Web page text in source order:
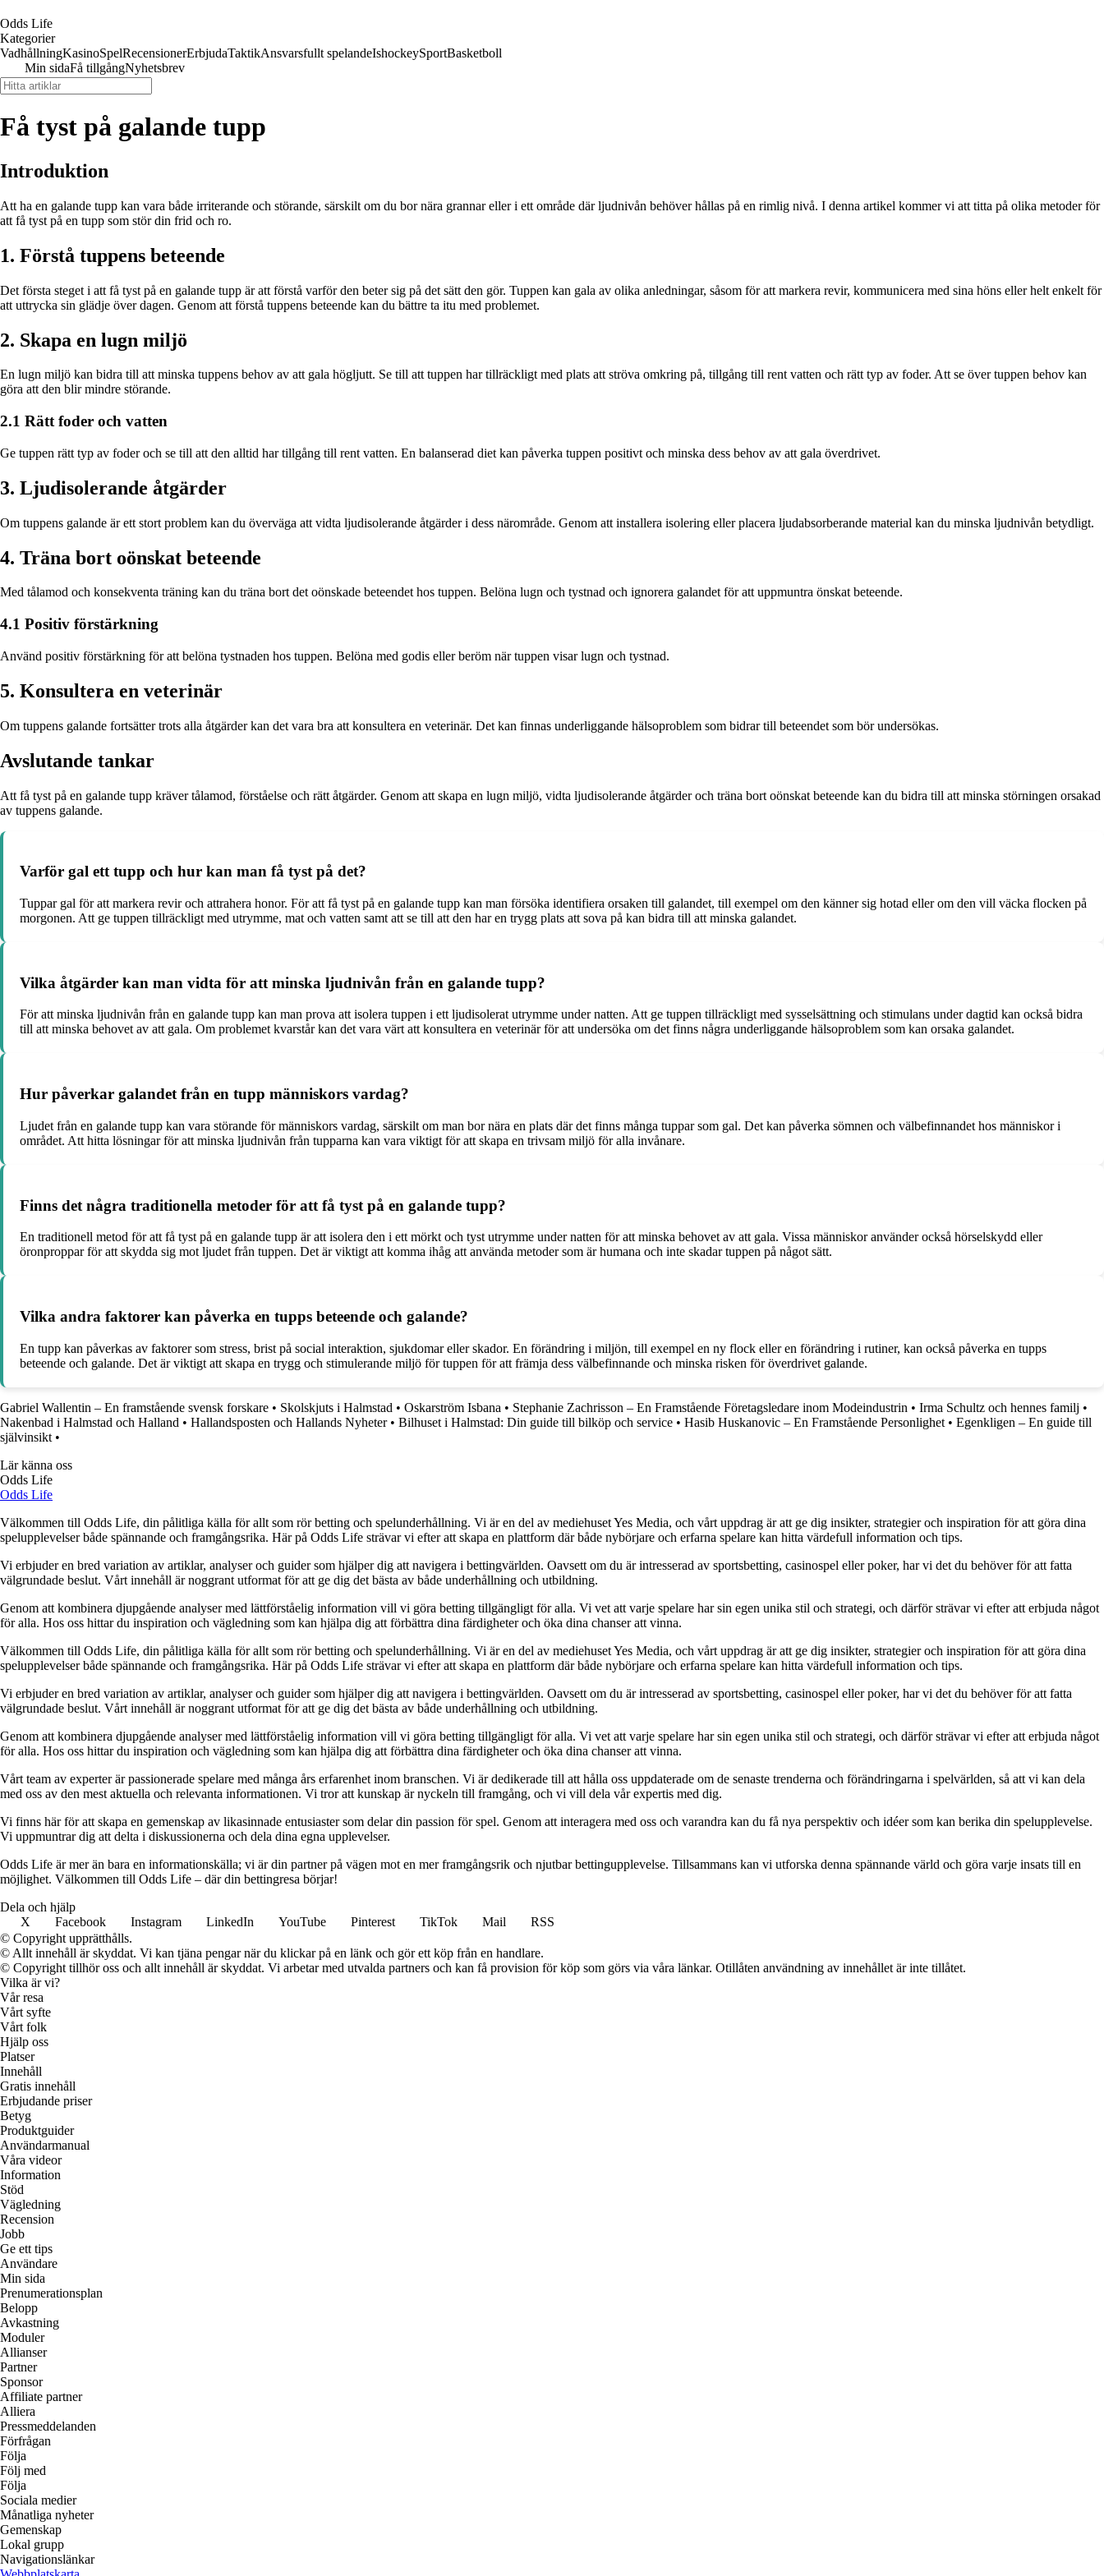
Odds Life
Kategorier
VadhållningKasinoSpelRecensionerErbjudaTaktikAnsvarsfullt spelandeIshockeySportBasketboll
Min sidaFå tillgångNyhetsbrev
Få tyst på galande tupp
Introduktion
Att ha en galande tupp kan vara både irriterande och störande, särskilt om du bor nära grannar eller i ett område där ljudnivån behöver hållas på en rimlig nivå. I denna artikel kommer vi att titta på olika metoder för
att få tyst på en tupp som stör din frid och ro.
1. Förstå tuppens beteende
Det första steget i att få tyst på en galande tupp är att förstå varför den beter sig på det sätt den gör. Tuppen kan gala av olika anledningar, såsom för att markera revir, kommunicera med sina höns eller helt enkelt för
att uttrycka sin glädje över dagen. Genom att förstå tuppens beteende kan du bättre ta itu med problemet.
2. Skapa en lugn miljö
En lugn miljö kan bidra till att minska tuppens behov av att gala högljutt. Se till att tuppen har tillräckligt med plats att ströva omkring på, tillgång till rent vatten och rätt typ av foder. Att se över tuppen behov kan
göra att den blir mindre störande.
2.1 Rätt foder och vatten
Ge tuppen rätt typ av foder och se till att den alltid har tillgång till rent vatten. En balanserad diet kan påverka tuppen positivt och minska dess behov av att gala överdrivet.
3. Ljudisolerande åtgärder
Om tuppens galande är ett stort problem kan du överväga att vidta ljudisolerande åtgärder i dess närområde. Genom att installera isolering eller placera ljudabsorberande material kan du minska ljudnivån betydligt.
4. Träna bort oönskat beteende
Med tålamod och konsekventa träning kan du träna bort det oönskade beteendet hos tuppen. Belöna lugn och tystnad och ignorera galandet för att uppmuntra önskat beteende.
4.1 Positiv förstärkning
Använd positiv förstärkning för att belöna tystnaden hos tuppen. Belöna med godis eller beröm när tuppen visar lugn och tystnad.
5. Konsultera en veterinär
Om tuppens galande fortsätter trots alla åtgärder kan det vara bra att konsultera en veterinär. Det kan finnas underliggande hälsoproblem som bidrar till beteendet som bör undersökas.
Avslutande tankar
Att få tyst på en galande tupp kräver tålamod, förståelse och rätt åtgärder. Genom att skapa en lugn miljö, vidta ljudisolerande åtgärder och träna bort oönskat beteende kan du bidra till att minska störningen orsakad
av tuppens galande.
Varför gal ett tupp och hur kan man få tyst på det?
Tuppar gal för att markera revir och attrahera honor. För att få tyst på en galande tupp kan man försöka identifiera orsaken till galandet, till exempel om den känner sig hotad eller om den vill väcka flocken på
morgonen. Att ge tuppen tillräckligt med utrymme, mat och vatten samt att se till att den har en trygg plats att sova på kan bidra till att minska galandet.
Vilka åtgärder kan man vidta för att minska ljudnivån från en galande tupp?
För att minska ljudnivån från en galande tupp kan man prova att isolera tuppen i ett ljudisolerat utrymme under natten. Att ge tuppen tillräckligt med sysselsättning och stimulans under dagtid kan också bidra
till att minska behovet av att gala. Om problemet kvarstår kan det vara värt att konsultera en veterinär för att undersöka om det finns några underliggande hälsoproblem som kan orsaka galandet.
Hur påverkar galandet från en tupp människors vardag?
Ljudet från en galande tupp kan vara störande för människors vardag, särskilt om man bor nära en plats där det finns många tuppar som gal. Det kan påverka sömnen och välbefinnandet hos människor i
området. Att hitta lösningar för att minska ljudnivån från tupparna kan vara viktigt för att skapa en trivsam miljö för alla invånare.
Finns det några traditionella metoder för att få tyst på en galande tupp?
En traditionell metod för att få tyst på en galande tupp är att isolera den i ett mörkt och tyst utrymme under natten för att minska behovet av att gala. Vissa människor använder också hörselskydd eller
öronproppar för att skydda sig mot ljudet från tuppen. Det är viktigt att komma ihåg att använda metoder som är humana och inte skadar tuppen på något sätt.
Vilka andra faktorer kan påverka en tupps beteende och galande?
En tupp kan påverkas av faktorer som stress, brist på social interaktion, sjukdomar eller skador. En förändring i miljön, till exempel en ny flock eller en förändring i rutiner, kan också påverka en tupps
beteende och galande. Det är viktigt att skapa en trygg och stimulerande miljö för tuppen för att främja dess välbefinnande och minska risken för överdrivet galande.
Gabriel Wallentin – En framstående svensk forskare • Skolskjuts i Halmstad • Oskarström Isbana • Stephanie Zachrisson – En Framstående Företagsledare inom Modeindustrin • Irma Schultz och hennes familj •
Nakenbad i Halmstad och Halland • Hallandsposten och Hallands Nyheter• Bilhuset i Halmstad: Din guide till bilköp och service • Hasib Huskanovic – En Framstående Personlighet • Egenkligen – En guide till
självinsikt •
Lär känna oss
Odds Life
Odds Life
Välkommen till Odds Life, din pålitliga källa för allt som rör betting och spelunderhållning. Vi är en del av mediehuset Yes Media, och vårt uppdrag är att ge dig insikter, strategier och inspiration för att göra dina
spelupplevelser både spännande och framgångsrika. Här på Odds Life strävar vi efter att skapa en plattform där både nybörjare och erfarna spelare kan hitta värdefull information och tips.
Vi erbjuder en bred variation av artiklar, analyser och guider som hjälper dig att navigera i bettingvärlden. Oavsett om du är intresserad av sportsbetting, casinospel eller poker, har vi det du behöver för att fatta
välgrundade beslut. Vårt innehåll är noggrant utformat för att ge dig det bästa av både underhållning och utbildning.
Genom att kombinera djupgående analyser med lättförståelig information vill vi göra betting tillgängligt för alla. Vi vet att varje spelare har sin egen unika stil och strategi, och därför strävar vi efter att erbjuda något
för alla. Hos oss hittar du inspiration och vägledning som kan hjälpa dig att förbättra dina färdigheter och öka dina chanser att vinna.
Välkommen till Odds Life, din pålitliga källa för allt som rör betting och spelunderhållning. Vi är en del av mediehuset Yes Media, och vårt uppdrag är att ge dig insikter, strategier och inspiration för att göra dina
spelupplevelser både spännande och framgångsrika. Här på Odds Life strävar vi efter att skapa en plattform där både nybörjare och erfarna spelare kan hitta värdefull information och tips.
Vi erbjuder en bred variation av artiklar, analyser och guider som hjälper dig att navigera i bettingvärlden. Oavsett om du är intresserad av sportsbetting, casinospel eller poker, har vi det du behöver för att fatta
välgrundade beslut. Vårt innehåll är noggrant utformat för att ge dig det bästa av både underhållning och utbildning.
Genom att kombinera djupgående analyser med lättförståelig information vill vi göra betting tillgängligt för alla. Vi vet att varje spelare har sin egen unika stil och strategi, och därför strävar vi efter att erbjuda något
för alla. Hos oss hittar du inspiration och vägledning som kan hjälpa dig att förbättra dina färdigheter och öka dina chanser att vinna.
Vårt team av experter är passionerade spelare med många års erfarenhet inom branschen. Vi är dedikerade till att hålla oss uppdaterade om de senaste trenderna och förändringarna i spelvärlden, så att vi kan dela
med oss av den mest aktuella och relevanta informationen. Vi tror att kunskap är nyckeln till framgång, och vi vill dela vår expertis med dig.
Vi finns här för att skapa en gemenskap av likasinnade entusiaster som delar din passion för spel. Genom att interagera med oss och varandra kan du få nya perspektiv och idéer som kan berika din spelupplevelse.
Vi uppmuntrar dig att delta i diskussionerna och dela dina egna upplevelser.
Odds Life är mer än bara en informationskälla; vi är din partner på vägen mot en mer framgångsrik och njutbar bettingupplevelse. Tillsammans kan vi utforska denna spännande värld och göra varje insats till en
möjlighet. Välkommen till Odds Life – där din bettingresa börjar!
Dela och hjälp
X
Facebook Instagram LinkedIn YouTube Pinterest TikTok Mail
RSS
© Copyright upprätthålls.
© Allt innehåll är skyddat. Vi kan tjäna pengar när du klickar på en länk och gör ett köp från en handlare.
© Copyright tillhör oss och allt innehåll är skyddat. Vi arbetar med utvalda partners och kan få provision för köp som görs via våra länkar. Otillåten användning av innehållet är inte tillåtet.
Vilka är vi?
Vår resa
Vårt syfte
Vårt folk
Hjälp oss
Platser
Innehåll
Gratis innehåll
Erbjudande priser
Betyg
Produktguider
Användarmanual
Våra videor
Information
Stöd
Vägledning
Recension
Jobb
Ge ett tips
Användare
Min sida
Prenumerationsplan
Belopp
Avkastning
Moduler
Allianser
Partner
Sponsor
Affiliate partner
Alliera
Pressmeddelanden
Förfrågan
Följa
Följ med
Följa
Sociala medier
Månatliga nyheter
Gemenskap
Lokal grupp
Navigationslänkar